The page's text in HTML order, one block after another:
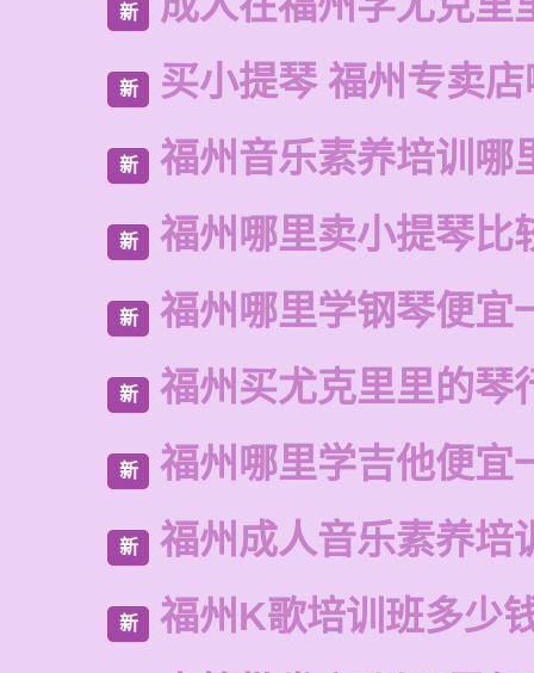
新
新 买小提琴 福州专卖
新 福州音乐素养培训哪
新 福州哪里卖小提琴比
新 福州哪里学钢琴便宜
新 福州买尤克里里的琴
新 福州哪里学吉他便宜
新 福州成人音乐素养培
新 福州K歌培训班多少